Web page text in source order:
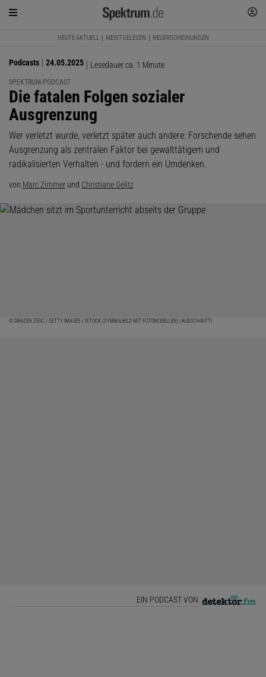
HEUTE AKTUELL MEISTGELESEN NEUERSCHEINUNGEN
Podcasts 24.05.2025 Lesedauer ca. 1 Minute
SPEKTRUM-PODCAST
:
Die fatalen Folgen sozialer
Ausgrenzung
Wer verletzt wurde, verletzt später auch andere: Forschende sehen
Ausgrenzung als zentralen Faktor bei gewalttätigem und
radikalisierten Verhalten - und fordern ein Umdenken.
von Marc Zimmer und Christiane Gelitz
© DRAZEN ZIGIC / GETTY IMAGES / ISTOCK (SYMBOLBILD MIT FOTOMODELLEN) (AUSSCHNITT)
EIN PODCAST VON